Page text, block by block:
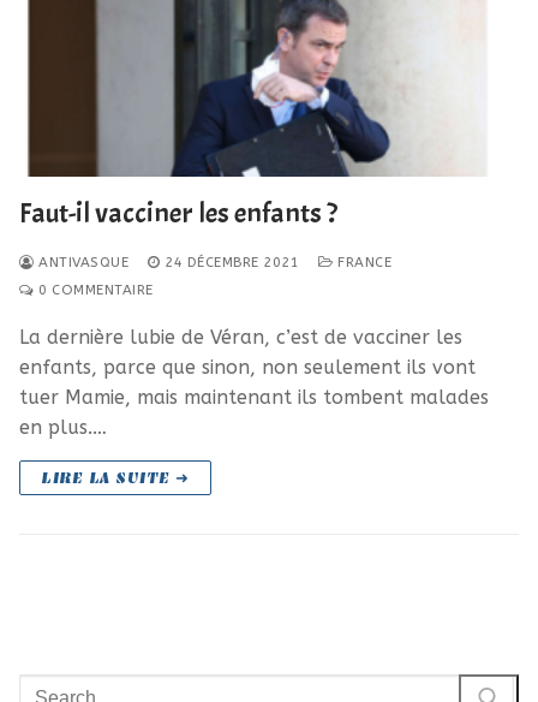
Faut-il vacciner les enfants ?
ANTIVASQUE 24 DÉCEMBRE 2021
FRANCE
0 COMMENTAIRE
La dernière lubie de Véran, c’est de vacciner les
enfants, parce que sinon, non seulement ils vont
tuer Mamie, mais maintenant ils tombent malades
en plus.…
LIRE LA SUITE ➜
Rechercher